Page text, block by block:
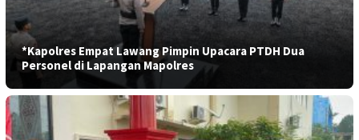
*Kapolres Empat Lawang Pimpin Upacara PTDH Dua
Personel di Lapangan Mapolres